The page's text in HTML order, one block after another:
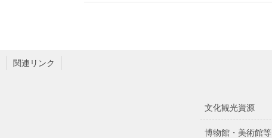
関連リンク
文化観光資源
博物館・美術館等